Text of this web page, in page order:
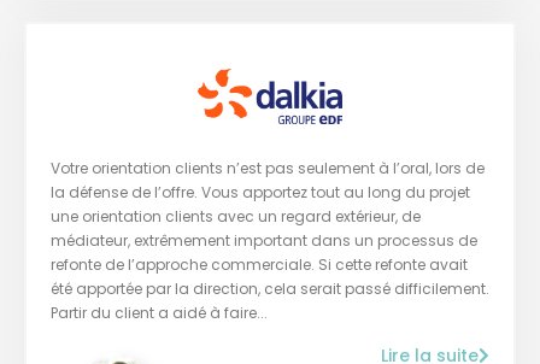
Votre orientation clients n’est pas seulement à l’oral, lors de
la défense de l’offre. Vous apportez tout au long du projet
une orientation clients avec un regard extérieur, de
médiateur, extrêmement important dans un processus de
refonte de l’approche commerciale. Si cette refonte avait
été apportée par la direction, cela serait passé difficilement.
Partir du client a aidé à faire...
Lire la suite